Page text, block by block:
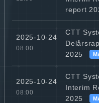
report
2025-10-24
08:00
CTT
2025
2025-10-24
08:00
CTT
Interim
2025